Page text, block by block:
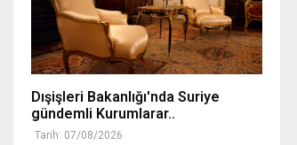
Dışişleri Bakanlığı'nda Suriye
gündemli Kurumlarar..
Tarih: 07/08/2026